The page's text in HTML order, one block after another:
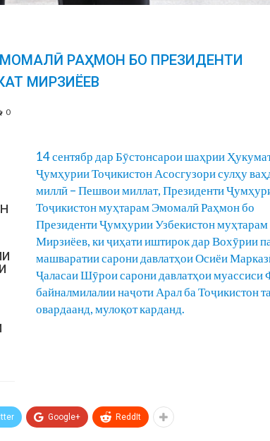
РАҲМОН БО ПРЕЗИДЕНТИ
МИРЗИЁЕВ
0
14 сентябр дар Бӯстонсарои шаҳрии
Ҷумҳурии Тоҷикистон Асосгузори сулҳу
миллӣ – Пешвои миллат, Президенти
Тоҷикистон муҳтарам Эмомалӣ Раҳмон бо
Президенти Ҷумҳурии Узбекистон
Мирзиёев, ки ҷиҳати иштирок дар Вохӯрии
машваратии сарони давлатҳои Осиёи
Ҷаласаи Шӯрои сарони давлатҳои муассиси
байналмилалии наҷоти Арал ба Тоҷикистон
овардаанд, мулоқот карданд.
Google+ ReddIt